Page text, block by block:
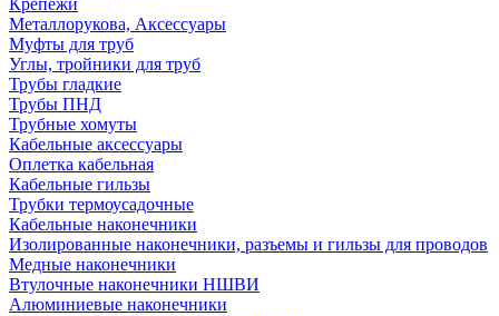
Крепежи
Металлорукова, Аксессуары
Муфты для труб
Углы, тройники для труб
Трубы гладкие
Трубы ПНД
Трубные хомуты
Кабельные аксессуары
Оплетка кабельная
Кабельные гильзы
Трубки термоусадочные
Кабельные наконечники
Изолированные наконечники, разъемы и гильзы для проводов
Медные наконечники
Втулочные наконечники НШВИ
Алюминиевые наконечники